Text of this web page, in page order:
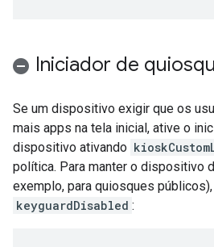
Iniciador de
Se um dispositivo exigir que os
mais apps na tela inicial, ative o
dispositivo ativando
política. Para manter o dispositivo
exemplo, para quiosques
keyguardDisabled :